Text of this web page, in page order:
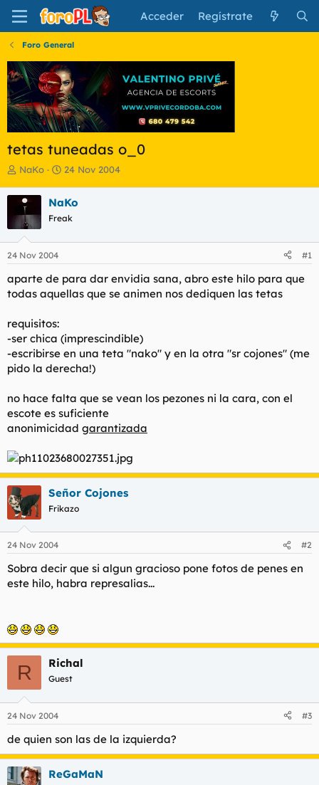
Acceder Regístrate
Foro General
tetas tuneadas o_0
I
i
a
d
o
d
e
t
e
a
NaKo
F
h
a
e
i
c
24 Nov 2004
NaKo
Freak
24 Nov 2004 #1
aparte de para dar envidia sana, abro este hilo para que
todas aquellas que se animen nos dediquen las tetas
requisitos:
-ser chica (imprescindible)
-escribirse en una teta "nako" y en la otra "sr cojones" (me
pido la derecha!)
no hace falta que se vean los pezones ni la cara, con el
escote es suficiente
anonimicidad garantizada
Señor Cojones
Frikazo
24 Nov 2004 #2
Sobra decir que si algun gracioso pone fotos de penes en
este hilo, habra represalias...
R Richal
Guest
24 Nov 2004 #3
de quien son las de la izquierda?
ReGaMaN